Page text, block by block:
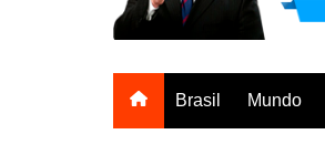
Brasil Mundo